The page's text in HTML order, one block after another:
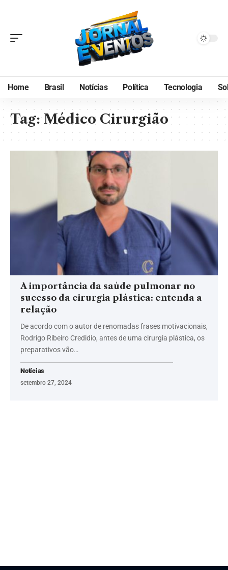
Home Brasil Notícias Política Tecnologia
Tag:Médico Cirurgião
A importância da saúde pulmonar no
sucesso da cirurgia plástica: entenda a
relação
De acordo com o autor de renomadas frases motivacionais,
Rodrigo Ribeiro Credidio, antes de uma cirurgia plástica, os
preparativos vão…
Notícias
setembro 27, 2024